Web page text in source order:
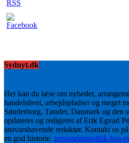
Sydnyt.dk
Her kan du læse om nyheder,
handelslivet, arbejdspladser og meget
Sønderborg, Tønder, Danmark og den
opdateres og redigeres af Erik Egvad
ansvarshavende redaktør. Kontakt os
en god historie. persondatapolitik-hos-